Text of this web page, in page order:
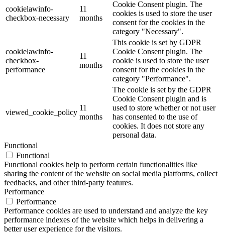
cookielawinfo-
checkbox-necessary
11
months
Cookie Consent plugin. The
cookies is used to store the user
consent for the cookies in the
category "Necessary".
cookielawinfo-
checkbox-
performance
11
months
This cookie is set by GDPR
Cookie Consent plugin. The
cookie is used to store the user
consent for the cookies in the
category "Performance".
viewed_cookie_policy
11
months
The cookie is set by the GDPR
Cookie Consent plugin and is
used to store whether or not user
has consented to the use of
cookies. It does not store any
personal data.
Functional
Functional
Functional cookies help to perform certain functionalities like
sharing the content of the website on social media platforms, collect
feedbacks, and other third-party features.
Performance
Performance
Performance cookies are used to understand and analyze the key
performance indexes of the website which helps in delivering a
better user experience for the visitors.